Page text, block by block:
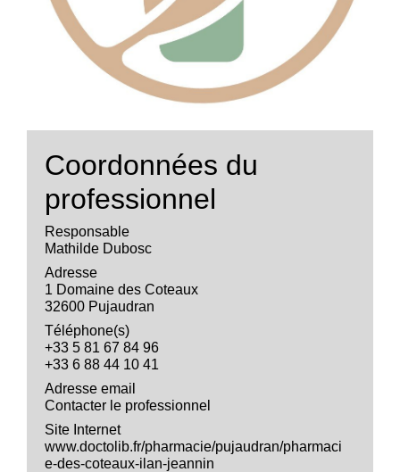
Coordonnées du
professionnel
Responsable
Mathilde Dubosc
Adresse
1 Domaine des Coteaux
32600 Pujaudran
Téléphone(s)
+33 5 81 67 84 96
+33 6 88 44 10 41
Adresse email
Contacter le professionnel
Site Internet
www.doctolib.fr/pharmacie/pujaudran/pharmaci
e-des-coteaux-ilan-jeannin